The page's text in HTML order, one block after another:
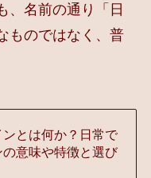
、名前の通り「日
ものではなく、普
とは何か？日常で
意味や特徴と選び